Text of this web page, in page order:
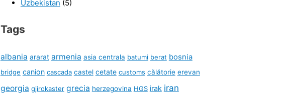
Uzbekistan (5)
Tags
albania ararat armenia asia centrala batumi berat bosnia
bridge canion cascada castel cetate customs călătorie erevan
georgia gjirokaster grecia herzegovina HGS irak iran